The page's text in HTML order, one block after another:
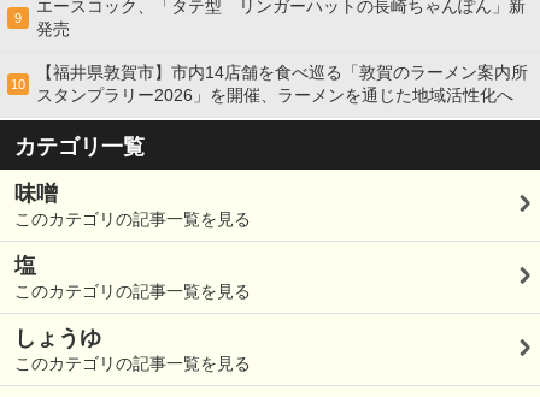
9
エースコック、「タテ型 リンガーハットの長崎ちゃんぽん」新
発売
10
【福井県敦賀市】市内14店舗を食べ巡る「敦賀のラーメン案内所
スタンプラリー2026」を開催、ラーメンを通じた地域活性化へ
カテゴリ一覧
味噌
このカテゴリの記事一覧を見る
塩
このカテゴリの記事一覧を見る
しょうゆ
このカテゴリの記事一覧を見る